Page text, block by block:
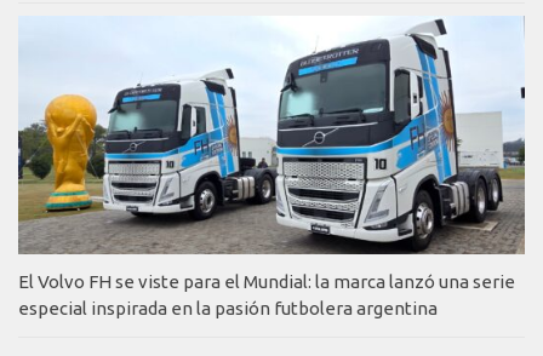
El Volvo FH se viste para el Mundial: la marca lanzó una serie
especial inspirada en la pasión futbolera argentina